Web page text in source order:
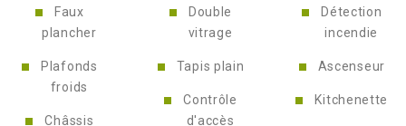
Faux
plancher
Plafonds
froids
Châssis
Double
vitrage
Tapis plain
Contrôle
d'accès
Détection
incendie
Ascenseur
Kitchenette